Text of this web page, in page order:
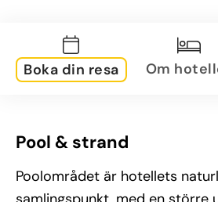
Boka din resa Om
Pool & strand
Poolområdet är hotellets